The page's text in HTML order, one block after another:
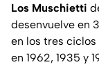
Los Muschietti
desenvuelve en
en los tres
en 1962, 1935 y